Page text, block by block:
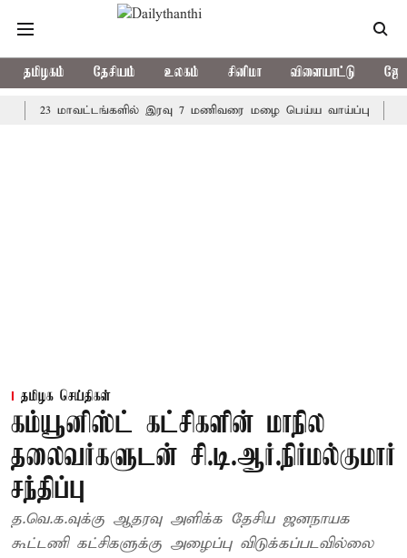
தமிழகம் தேசியம் உலகம் சினிமா விளையாட்டு
23 மாவட்டங்களில் இரவு 7 மணிவரை மழை பெய்ய வாய்ப்பு கொரிய
தமிழக செய்திகள்
கம்யூனிஸ்ட் கட்சிகளின் மாநில
தலைவர்களுடன் சி.டி.ஆர்.நிர்மல்குமார்
சந்திப்பு
த.வெ.க.வுக்கு ஆதரவு அளிக்க தேசிய ஜனநாயக
கூட்டணி கட்சிகளுக்கு அழைப்பு விடுக்கப்படவில்லை